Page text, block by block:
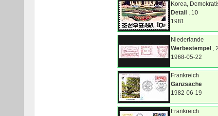
Korea,
Detail , 10
1981
Niederlande
Werbestempel ,
1968-05-22
Frankreich
Ganzsache
1982-06-19
Frankreich